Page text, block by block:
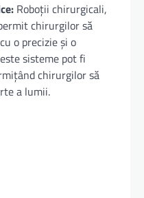
Roboții chirurgicali,
chirurgilor să
o precizie și o
sisteme pot fi
chirurgilor să
a lumii.